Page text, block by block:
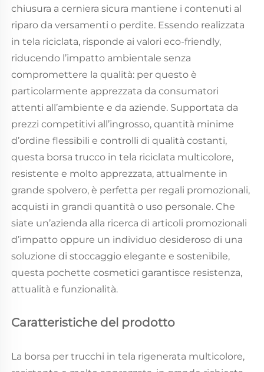
chiusura a cerniera sicura mantiene i contenuti al
riparo da versamenti o perdite. Essendo realizzata
in tela riciclata, risponde ai valori eco-friendly,
riducendo l’impatto ambientale senza
compromettere la qualità: per questo è
particolarmente apprezzata da consumatori
attenti all’ambiente e da aziende. Supportata da
prezzi competitivi all’ingrosso, quantità minime
d’ordine flessibili e controlli di qualità costanti,
questa borsa trucco in tela riciclata multicolore,
resistente e molto apprezzata, attualmente in
grande spolvero, è perfetta per regali promozionali,
acquisti in grandi quantità o uso personale. Che
siate un’azienda alla ricerca di articoli promozionali
d’impatto oppure un individuo desideroso di una
soluzione di stoccaggio elegante e sostenibile,
questa pochette cosmetici garantisce resistenza,
attualità e funzionalità.
Caratteristiche del prodotto
La borsa per trucchi in tela rigenerata multicolore,